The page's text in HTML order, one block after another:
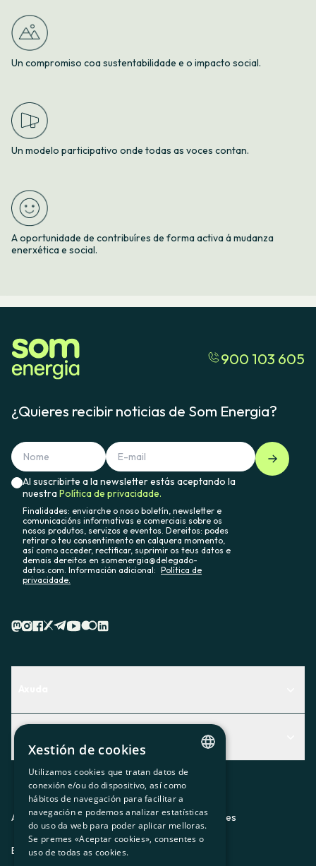
Un compromiso coa sustentabilidade e o impacto social.
Un modelo participativo onde todas as voces contan.
A oportunidade de contribuíres de forma activa á mudanza
enerxética e social.
900 103 605
¿Quieres recibir noticias de Som Energia?
Al suscribirte a la newsletter estás aceptando la
nuestraPolítica de privacidade.
Finalidades: enviarche o noso boletín, newsletter e
comunicacións informativas e comerciais sobre os
nosos produtos, servizos e eventos. Dereitos: podes
retirar o teu consentimento en calquera momento,
así como acceder, rectificar, suprimir os teus datos e
demais dereitos en somenergia@delegado-
datos.com. Información adicional: Política de
privacidade.
Descubre qué servicio te encaja mejor
Contacto
Actualidad
O recuncho da socia
Prensa
Trabaja con nosotros
Aviso legalPolítica de privacidadPolítica de cookies
ES CAGLEU
CATALAN
SPANISH
GL
Xestión de cookies
Utilizamos cookies que tratan datos de
conexión e/ou do dispositivo, así como
hábitos de navegación para facilitar a
navegación e podemos analizar estatísticas
do uso da web para poder aplicar melloras.
Se premes «Aceptar cookies», consentes o
uso de todas as cookies.